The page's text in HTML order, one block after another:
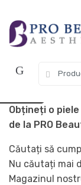
navigare
conținut
Obțineți o
de la PRO
Căutați să
Nu căutați mai
Magazinul
Coupon
USD $